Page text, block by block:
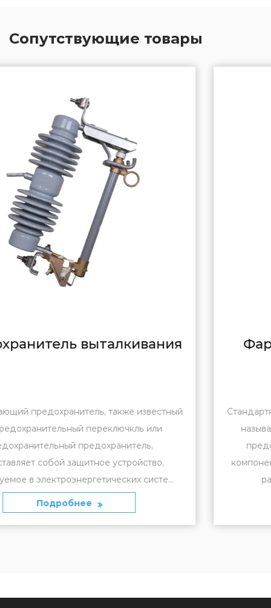
Сопутствующие товары
Фарфоровый стандартный
Стандартный фарфоровый полый изолятор,
называемый полым фарфоровым
представляет собой специализированный
компонент, используемый в системах
распределения электроэнергии д...